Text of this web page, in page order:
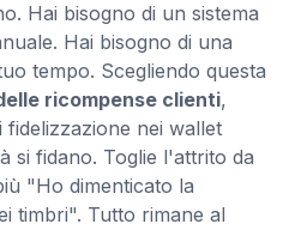
Hai bisogno di un sistema
Hai bisogno di una
tempo. Scegliendo questa
ricompense clienti,
nei wallet
si fidano. Toglie l'attrito da
"Ho dimenticato la
timbri". Tutto rimane al